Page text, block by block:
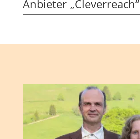
Anbieter „Cleverreach“